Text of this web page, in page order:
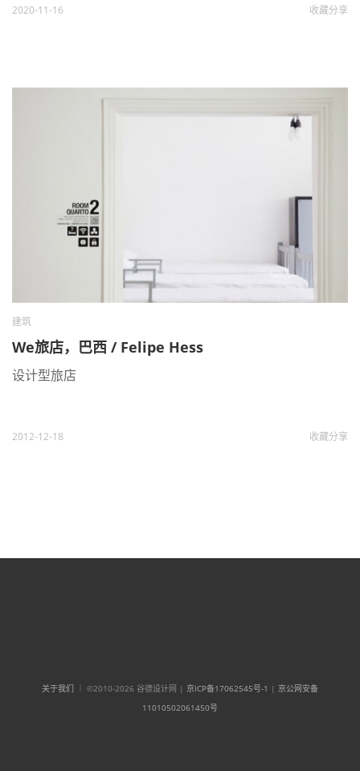
2020-11-16 收藏分享
建筑
We旅店，巴西 / Felipe Hess
设计型旅店
2012-12-18 收藏分享
关于我们 ｜ ©2010-2026 谷德设计网 | 京ICP备17062545号-1 | 京公网安备
11010502061450号